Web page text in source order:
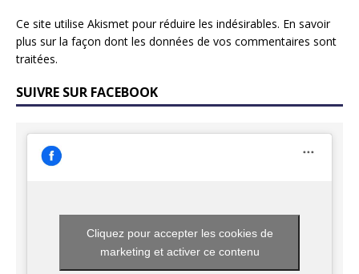
Ce site utilise Akismet pour réduire les indésirables. En savoir
plus sur la façon dont les données de vos commentaires sont
traitées.
SUIVRE SUR FACEBOOK
Cliquez pour accepter les cookies de
marketing et activer ce contenu